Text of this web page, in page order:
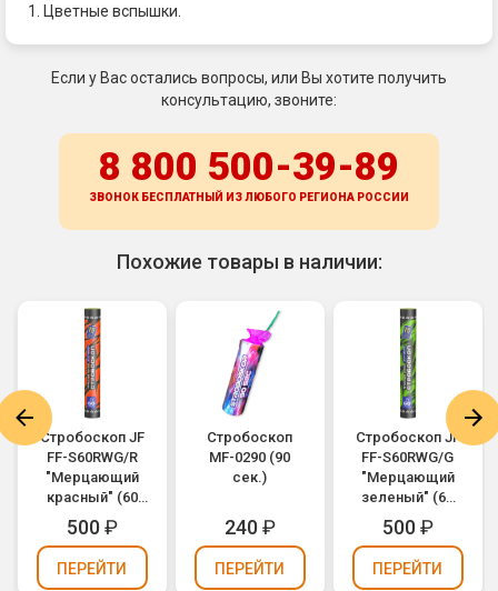
1. Цветные вспышки.
Если у Вас остались вопросы, или Вы хотите получить
консультацию, звоните:
8 800 500-39-89
ЗВОНОК БЕСПЛАТНЫЙ ИЗ ЛЮБОГО РЕГИОНА РОССИИ
Похожие товары в наличии:
Стробоскоп JF
FF-S60RWG/R
"Мерцающий
красный" (60
сек.)
500₽
ПЕРЕЙТИ
Стробоскоп
MF-0290 (90
сек.)
240₽
ПЕРЕЙТИ
Стробоскоп JF
FF-S60RWG/G
"Мерцающий
зеленый" (60
сек.)
500₽
ПЕРЕЙТИ